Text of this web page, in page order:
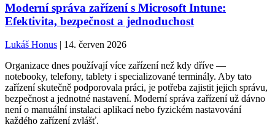
Moderní správa zařízení s Microsoft Intune:
Efektivita, bezpečnost a jednoduchost
Lukáš Honus | 14. červen 2026
Organizace dnes používají více zařízení než kdy dříve —
notebooky, telefony, tablety i specializované terminály. Aby tato
zařízení skutečně podporovala práci, je potřeba zajistit jejich správu,
bezpečnost a jednotné nastavení. Moderní správa zařízení už dávno
není o manuální instalaci aplikací nebo fyzickém nastavování
každého zařízení zvlášť.